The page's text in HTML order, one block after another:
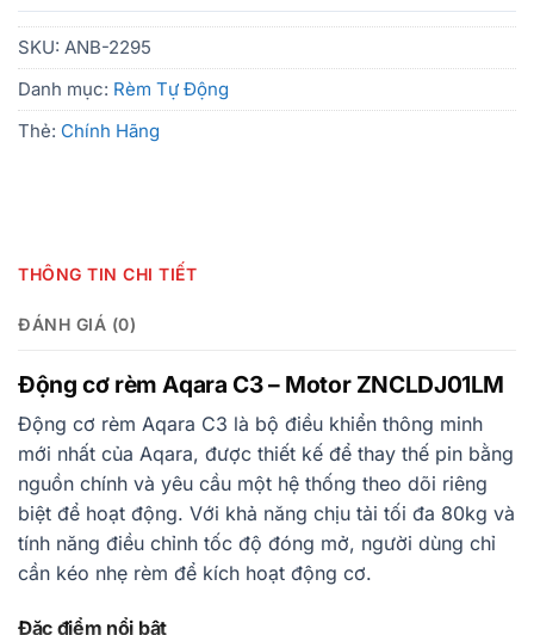
SKU: ANB-2295
Danh mục: Rèm Tự Động
Thẻ: Chính Hãng
THÔNG TIN CHI TIẾT
ĐÁNH GIÁ (0)
Động cơ rèm Aqara C3 – Motor ZNCLDJ01LM
Động cơ rèm Aqara C3 là bộ điều khiển thông minh
mới nhất của Aqara, được thiết kế để thay thế pin bằng
nguồn chính và yêu cầu một hệ thống theo dõi riêng
biệt để hoạt động. Với khả năng chịu tải tối đa 80kg và
tính năng điều chỉnh tốc độ đóng mở, người dùng chỉ
cần kéo nhẹ rèm để kích hoạt động cơ.
Đặc điểm nổi bật